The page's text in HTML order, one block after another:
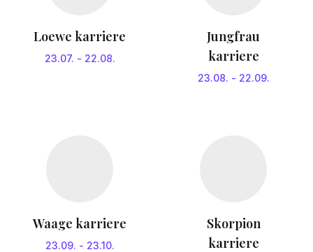
Loewe karriere
23.07. - 22.08.
Jungfrau
karriere
23.08. - 22.09.
Waage karriere
23.09. - 23.10.
Skorpion
karriere